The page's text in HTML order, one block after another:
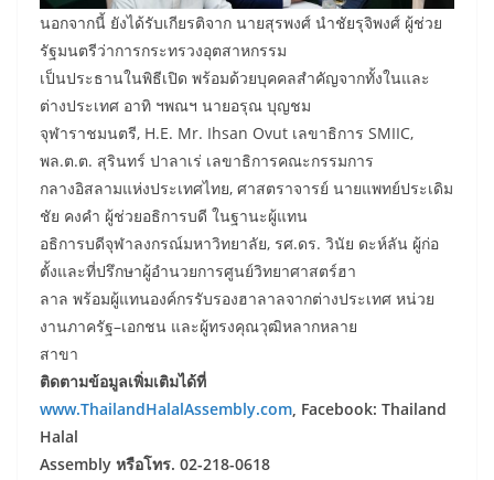
นอกจากนี้ ยังได้รับเกียรติจาก นายสุรพงศ์ นำชัยรุจิพงศ์ ผู้ช่วย
รัฐมนตรีว่าการกระทรวงอุตสาหกรรม
เป็นประธานในพิธีเปิด พร้อมด้วยบุคคลสำคัญจากทั้งในและ
ต่างประเทศ อาทิ ฯพณฯ นายอรุณ บุญชม
จุฬาราชมนตรี, H.E. Mr. Ihsan Ovut เลขาธิการ SMIIC,
พล.ต.ต. สุรินทร์ ปาลาเร่ เลขาธิการคณะกรรมการ
กลางอิสลามแห่งประเทศไทย, ศาสตราจารย์ นายแพทย์ประเดิม
ชัย คงคำ ผู้ช่วยอธิการบดี ในฐานะผู้แทน
อธิการบดีจุฬาลงกรณ์มหาวิทยาลัย, รศ.ดร. วินัย ดะห์ลัน ผู้ก่อ
ตั้งและที่ปรึกษาผู้อำนวยการศูนย์วิทยาศาสตร์ฮา
ลาล พร้อมผู้แทนองค์กรรับรองฮาลาลจากต่างประเทศ หน่วย
งานภาครัฐ–เอกชน และผู้ทรงคุณวุฒิหลากหลาย
สาขา
ติดตามข้อมูลเพิ่มเติมได้ที่
www.ThailandHalalAssembly.com, Facebook: Thailand
Halal
Assembly หรือโทร. 02-218-0618